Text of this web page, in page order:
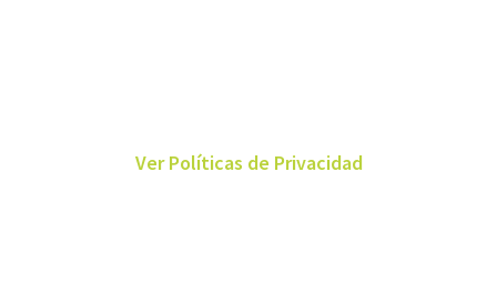
Ver Políticas de Privacidad